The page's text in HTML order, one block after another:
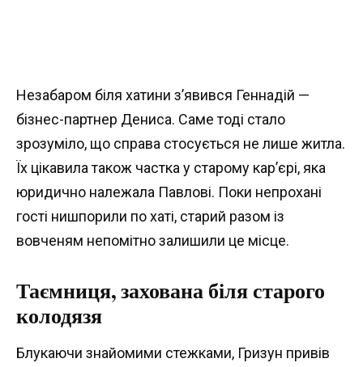
Незабаром біля хатини з’явився Геннадій —
бізнес-партнер Дениса. Саме тоді стало
зрозуміло, що справа стосується не лише житла.
Їх цікавила також частка у старому кар’єрі, яка
юридично належала Павлові. Поки непрохані
гості нишпорили по хаті, старий разом із
вовченям непомітно залишили це місце.
Таємниця, захована біля старого
колодязя
Блукаючи знайомими стежками, Гризун привів